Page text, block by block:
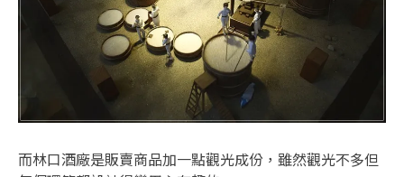
而林口酒廠是販賣商品加一點觀光成份，雖然觀光不多但